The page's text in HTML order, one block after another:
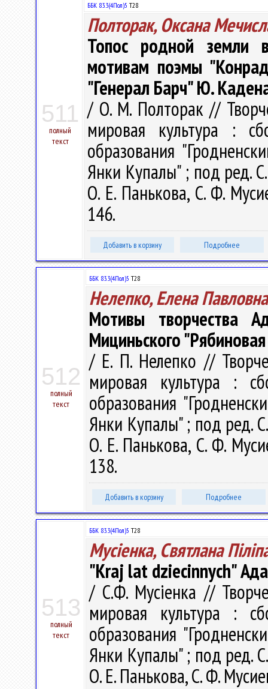
511
полный
текст
ББК 83.3(4Пол)5 Т28
Полторак, Оксана
Топос родной земли
мотивам поэмы
"Генерал Барч" Ю.
/ О. М. Полторак //
мировая культура :
образования
Янки Купалы" ; под ред.
О. Е. Панькова, С. Ф.
146.
Добавить в корзину Подробнее
512
полный
текст
ББК 83.3(4Пол)5 Т28
Нелепко, Елена Павловна
Мотивы творчества
Мициньского
/ Е. П. Нелепко //
мировая культура :
образования
Янки Купалы" ; под ред.
О. Е. Панькова, С. Ф.
138.
Добавить в корзину Подробнее
513
полный
текст
ББК 83.3(4Пол)5 Т28
Мусіенка, Святлана
"Kraj lat dziecinnych"
/ С.Ф. Мусіенка //
мировая культура :
образования
Янки Купалы" ; под ред.
О. Е. Панькова, С. Ф.